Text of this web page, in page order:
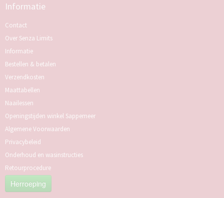
Informatie
Contact
Over Senza Limits
Informatie
Bestellen & betalen
Verzendkosten
Maattabellen
Naailessen
Openingstijden winkel Sappemeer
Algemene Voorwaarden
Privacybeleid
Onderhoud en wasinstructies
Retourprocedure
Herroeping